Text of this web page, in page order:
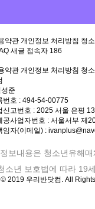
약관 개인정보 처리방침 청
새글 접속자 186
약관 개인정보 처리방침 청
준
번호 : 494-54-00775
신고번호 : 2025 서울 은평
공사업자번호 : 서울서부 제
임자(이메일) :
보내용은 청소년유해
소년 보호법에 따라 19
2019 우리반닷컴. All